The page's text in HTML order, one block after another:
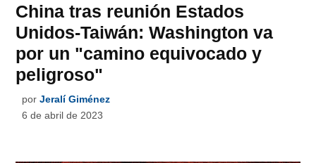
China tras reunión Estados
Unidos-Taiwán: Washington va
por un "camino equivocado y
peligroso"
por Jeralí Giménez
6 de abril de 2023